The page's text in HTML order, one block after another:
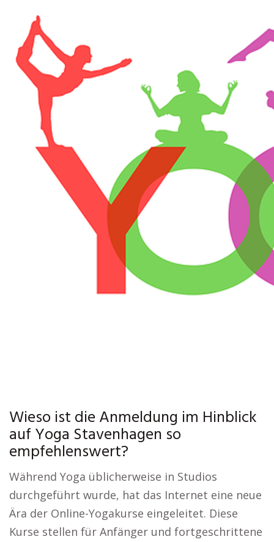
Wieso ist die Anmeldung im Hinblick
auf Yoga Stavenhagen so
empfehlenswert?
Während Yoga üblicherweise in Studios
durchgeführt wurde, hat das Internet eine neue
Ära der Online-Yogakurse eingeleitet. Diese
Kurse stellen für Anfänger und fortgeschrittene